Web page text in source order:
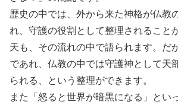
歴史の中では、外から来た神格が仏教
れ、守護の役割として整理されること
天も、その流れの中で語られます。だ
であれ、仏教の中では守護神として天
られる、という整理ができます。
また「怒ると世界が暗黒になる」とい